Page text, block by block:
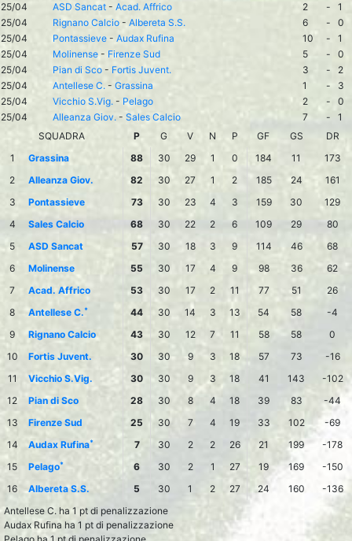
25/04
ASD Sancat - Acad. Affrico 2 -
1
25/04
Rignano Calcio - Albereta S.S. 6 -
0
25/04
Pontassieve - Audax Rufina 10 -
1
25/04
Molinense - Firenze Sud 5 -
0
25/04
Pian di Sco - Fortis Juvent. 3 -
2
25/04
Antellese C. - Grassina 1 -
3
25/04
Vicchio S.Vig. - Pelago 2 -
0
25/04
Alleanza Giov. - Sales Calcio 7 -
1
SQUADRA
P G V N P GF GS
DR
1
Grassina 88 30 29 1 0 184 11
173
2
Alleanza Giov. 82 30 27 1 2 185 24
161
3
Pontassieve 73 30 23 4 3 159 30
129
4
Sales Calcio 68 30 22 2 6 109 29
80
5
ASD Sancat 57 30 18 3 9 114 46
68
6
Molinense 55 30 17 4 9 98 36
62
7
Acad. Affrico 53 30 17 2 11 77 51
26
8
Antellese C.* 44 30 14 3 13 54 58
-4
9
Rignano Calcio 43 30 12 7 11 58 58
0
10
Fortis Juvent. 30 30 9 3 18 57 73
-16
11
Vicchio S.Vig. 30 30 9 3 18 41 143
-102
12
Pian di Sco 28 30 8 4 18 39 83
-44
13
Firenze Sud 25 30 7 4 19 33 102
-69
14
Audax Rufina* 7 30 2 2 26 21 199
-178
15
Pelago* 6 30 2 1 27 19 169
-150
16
Albereta S.S. 5 30 1 2 27 24 160
-136
Antellese C. ha 1 pt di penalizzazione
Audax Rufina ha 1 pt di penalizzazione